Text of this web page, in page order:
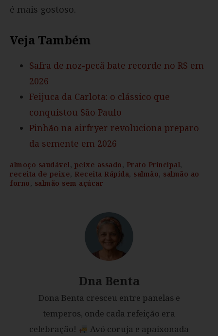
é mais gostoso.
Veja Também
Safra de noz-pecã bate recorde no RS em
2026
Feijuca da Carlota: o clássico que
conquistou São Paulo
Pinhão na airfryer revoluciona preparo
da semente em 2026
almoço saudável, peixe assado, Prato Principal,
receita de peixe, Receita Rápida, salmão, salmão ao
forno, salmão sem açúcar
Dna Benta
Dona Benta cresceu entre panelas e
temperos, onde cada refeição era
celebração!
Avó coruja e apaixonada